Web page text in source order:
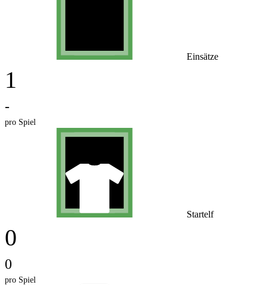
Einsätze
1
-
pro Spiel
Startelf
0
0
pro Spiel